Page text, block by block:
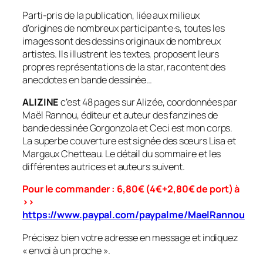
Parti-pris de la publication, liée aux milieux
d’origines de nombreux participant·e·s, toutes les
images sont des dessins originaux de nombreux
artistes. Ils illustrent les textes, proposent leurs
propres représentations de la star, racontent des
anecdotes en bande dessinée…
ALIZINEc’est 48 pages sur Alizée, coordonnées par
Maël Rannou, éditeur et auteur des fanzines de
bande dessinéeGorgonzolaetCeci est mon corps.
La superbe couverture est signée des sœurs Lisa et
Margaux Chetteau. Le détail du sommaire et les
différentes autrices et auteurs suivent.
Pour le commander : 6,80€ (4€+2,80€ de port) à
>>
https://www.paypal.com/paypalme/MaelRannou
Précisez bien votre adresse en message et indiquez
« envoi à un proche ».